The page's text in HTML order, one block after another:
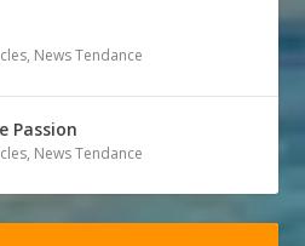
, News Tendance
Passion
, News Tendance